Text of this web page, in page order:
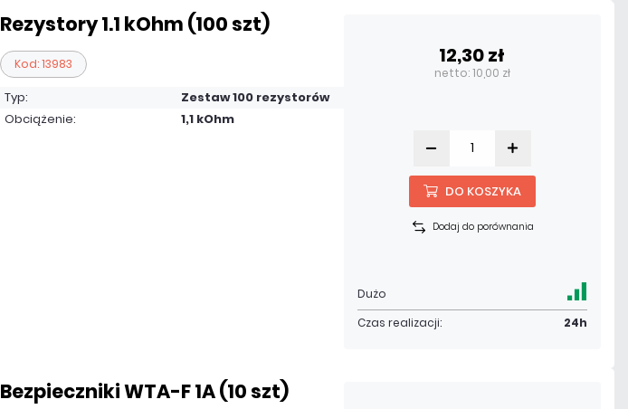
Rezystory 1.1 kOhm (100 szt)
Kod: 13983
Typ:
Zestaw 100 rezystorów
Obciążenie:
1,1 kOhm
12,30 zł
netto: 10,00 zł
DO KOSZYKA
Dodaj do porównania
Dużo
Czas realizacji:
24h
Bezpieczniki WTA-F 1A (10 szt)